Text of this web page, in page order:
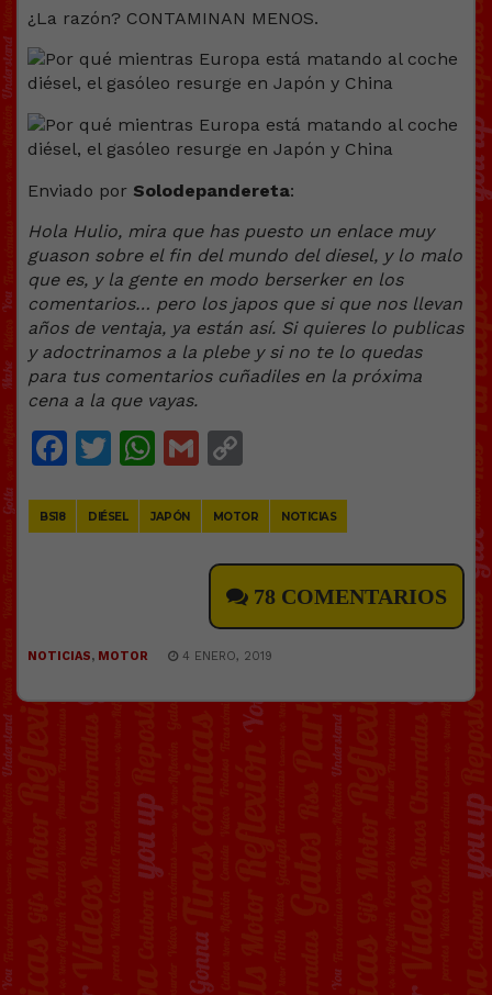
¿La razón? CONTAMINAN MENOS.
Enviado por Solodepandereta:
Hola Hulio, mira que has puesto un enlace muy
guason sobre el fin del mundo del diesel, y lo malo
que es, y la gente en modo berserker en los
comentarios… pero los japos que si que nos llevan
años de ventaja, ya están así. Si quieres lo publicas
y adoctrinamos a la plebe y si no te lo quedas
para tus comentarios cuñadiles en la próxima
cena a la que vayas.
Facebook
Twitter
WhatsApp
Gmail
BS18 DIÉSEL JAPÓN MOTOR NOTICIAS
78 COMENTARIOS
NOTICIAS, MOTOR 4 ENERO, 2019